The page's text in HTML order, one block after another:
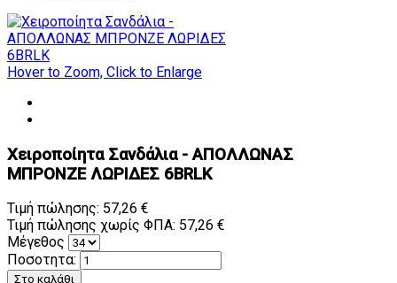
Hover to Zoom, Click to Enlarge
Χειροποίητα Σανδάλια - ΑΠΟΛΛΩΝΑΣ
ΜΠΡΟΝΖΕ ΛΩΡΙΔΕΣ 6BRLK
Τιμή πώλησης: 57,26 €
Τιμή πώλησης χωρίς ΦΠΑ: 57,26 €
Μέγεθος
Ποσοτητα: